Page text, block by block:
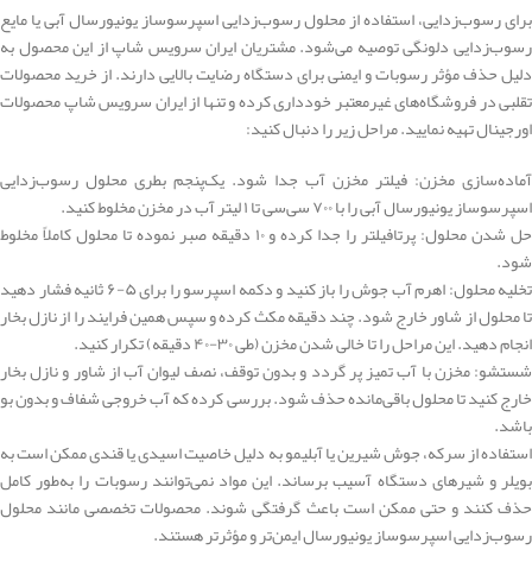
برای رسوب‌زدایی، استفاده از محلول رسوب‌زدایی اسپرسوساز یونیورسال آبی یا مایع
رسوب‌زدایی دلونگی توصیه می‌شود. مشتریان ایران سرویس شاپ از این محصول به
دلیل حذف مؤثر رسوبات و ایمنی برای دستگاه رضایت بالایی دارند. از خرید محصولات
تقلبی در فروشگاه‌های غیرمعتبر خودداری کرده و تنها از ایران سرویس شاپ محصولات
اورجینال تهیه نمایید. مراحل زیر را دنبال کنید:
آماده‌سازی مخزن: فیلتر مخزن آب جدا شود. یک‌پنجم بطری محلول رسوب‌زدایی
اسپرسوساز یونیورسال آبی را با ۷۰۰ سی‌سی تا ۱ لیتر آب در مخزن مخلوط کنید.
حل شدن محلول: پرتافیلتر را جدا کرده و ۱۰ دقیقه صبر نموده تا محلول کاملاً مخلوط
شود.
تخلیه محلول: اهرم آب جوش را باز کنید و دکمه اسپرسو را برای ۵-۶ ثانیه فشار دهید
تا محلول از شاور خارج شود. چند دقیقه مکث کرده و سپس همین فرایند را از نازل بخار
انجام دهید. این مراحل را تا خالی شدن مخزن (طی ۳۰-۴۰ دقیقه) تکرار کنید.
شستشو: مخزن با آب تمیز پر گردد و بدون توقف، نصف لیوان آب از شاور و نازل بخار
خارج کنید تا محلول باقی‌مانده حذف شود. بررسی کرده که آب خروجی شفاف و بدون بو
باشد.
استفاده از سرکه، جوش شیرین یا آبلیمو به دلیل خاصیت اسیدی یا قندی ممکن است به
بویلر و شیرهای دستگاه آسیب برساند. این مواد نمی‌توانند رسوبات را به‌طور کامل
حذف کنند و حتی ممکن است باعث گرفتگی شوند. محصولات تخصصی مانند محلول
رسوب‌زدایی اسپرسوساز یونیورسال ایمن‌تر و مؤثرتر هستند.